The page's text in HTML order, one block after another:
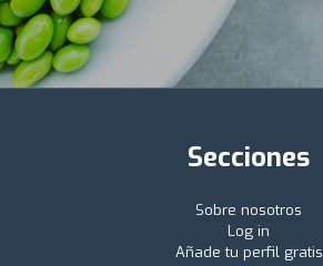
Secciones
Sobre nosotros
Log in
Añade tu perfil gratis